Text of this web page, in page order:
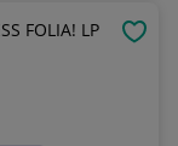
FOLIA! LP